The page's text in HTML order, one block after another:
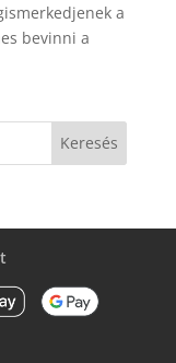
a
bevinni a
Keresés